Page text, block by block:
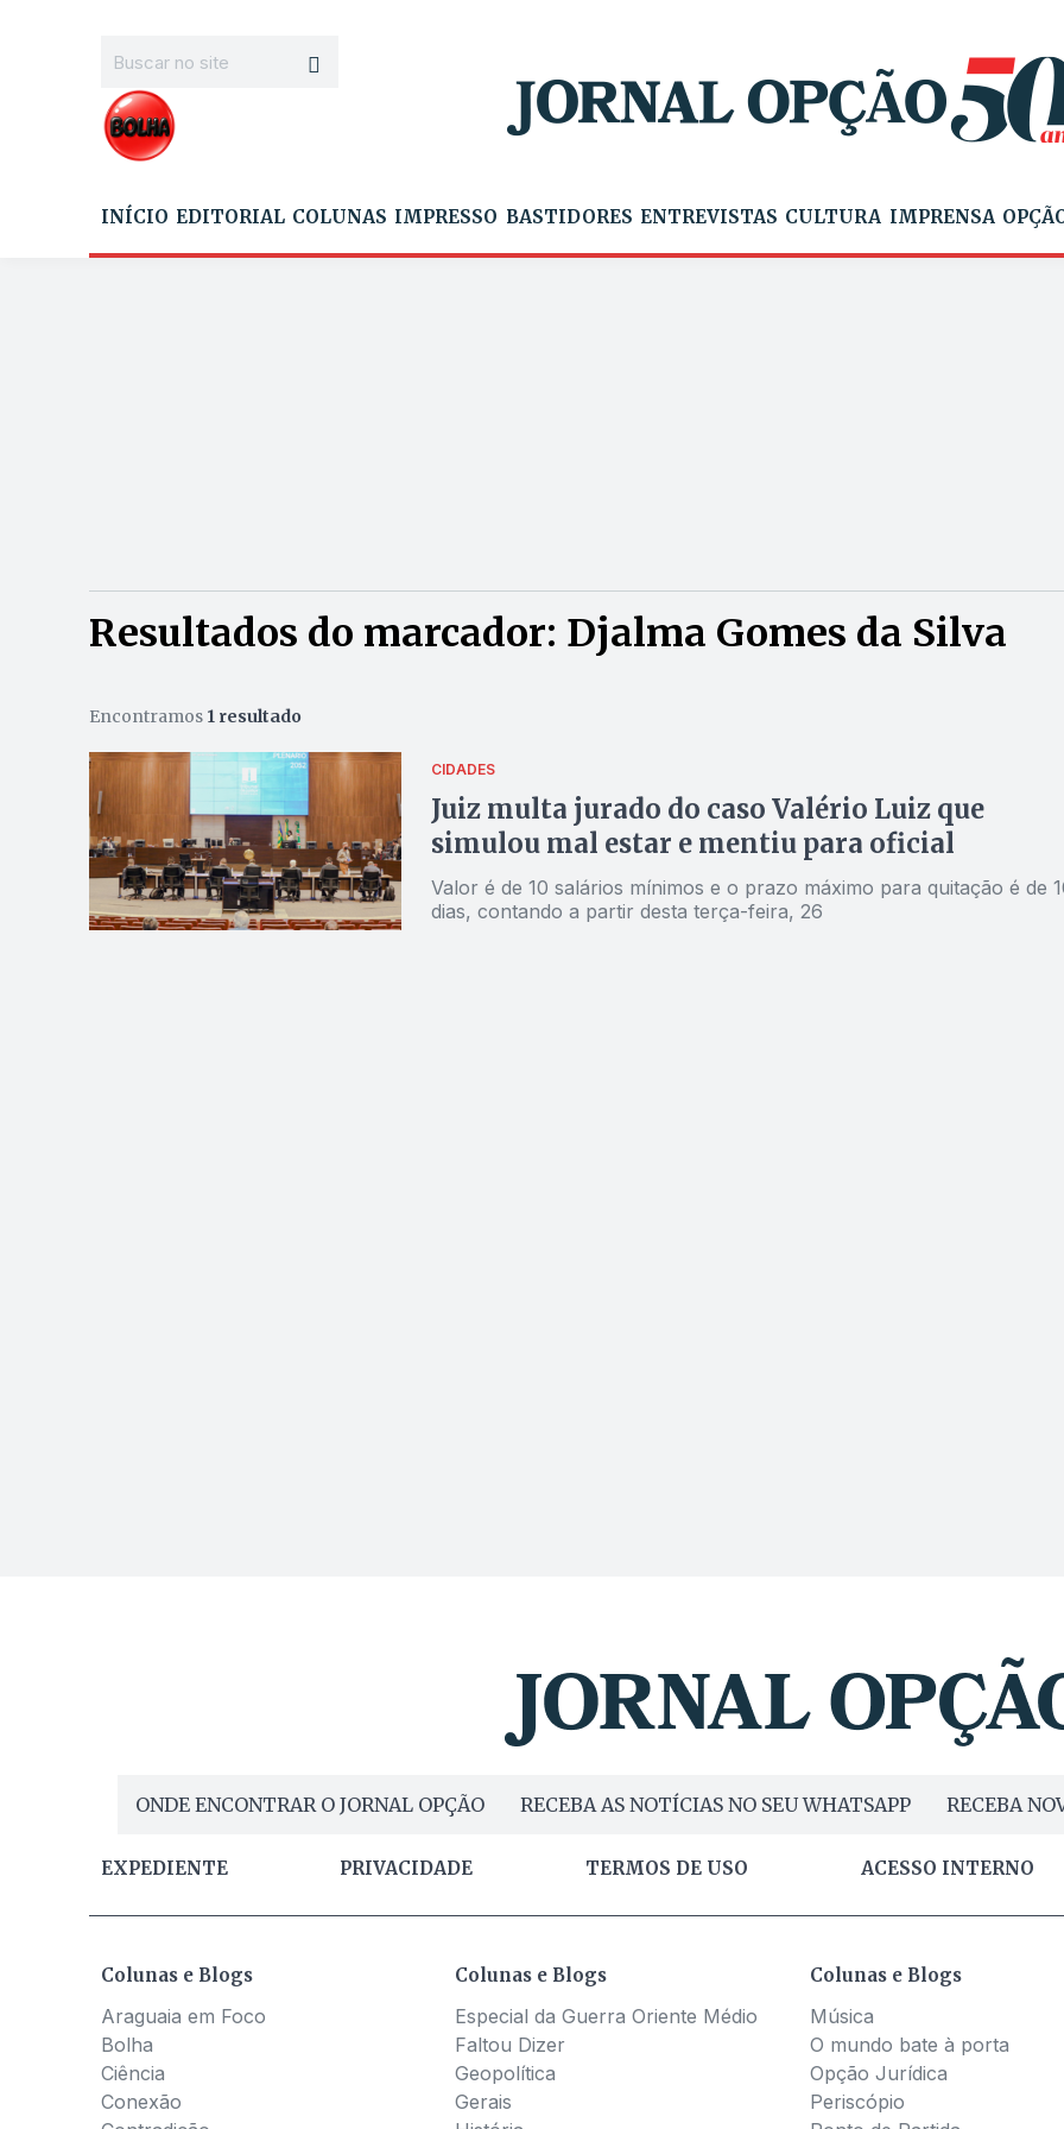
INÍCIO EDITORIAL COLUNAS IMPRESSO BASTIDORES ENTREVISTAS CULTURA IMPRENSA
Resultados do marcador: Djalma Gomes da Silva
Encontramos 1 resultado
CIDADES
Juiz multa jurado do caso Valério Luiz que
simulou mal estar e mentiu para oficial
Valor é de 10 salários mínimos e o prazo máximo para quitação é de
dias, contando a partir desta terça-feira, 26
ONDE ENCONTRAR O JORNAL OPÇÃO RECEBA AS NOTÍCIAS NO SEU WHATSAPP RECEBA
EXPEDIENTE PRIVACIDADE TERMOS DE USO ACESSO INTERNO
Colunas e Blogs
Araguaia em Foco
Bolha
Ciência
Conexão
Colunas e Blogs
Especial da Guerra Oriente Médio
Faltou Dizer
Geopolítica
Gerais
Colunas e Blogs
Música
O mundo bate à porta
Opção Jurídica
Periscópio